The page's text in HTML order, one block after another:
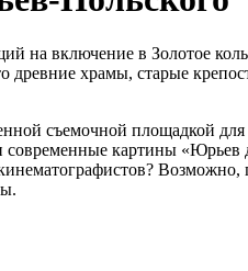
на включение в Золотое
храмы, старые
съемочной площадкой
картины
Возможно,